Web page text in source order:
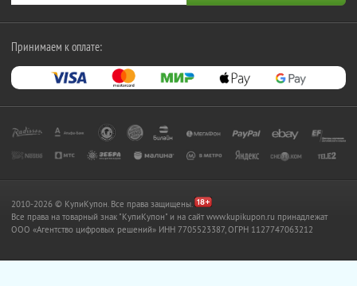
Принимаем к оплате:
2010-2026 © КупиКупон. Все права защищены.
Все права на товарный знак "КупиКупон" и на сайт www.kupikupon.ru принадлежат
OOO «Агентство цифровых решений» ИНН 7705523387, ОГРН 1127747063212